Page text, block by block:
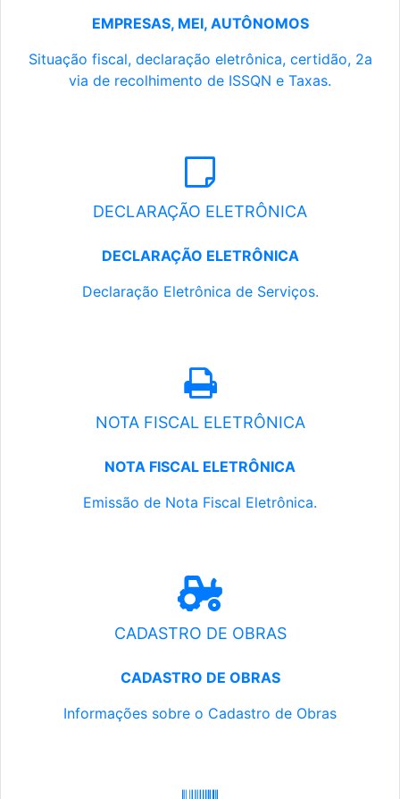
EMPRESAS, MEI, AUTÔNOMOS
Situação fiscal, declaração eletrônica, certidão, 2a
via de recolhimento de ISSQN e Taxas.
DECLARAÇÃO ELETRÔNICA
DECLARAÇÃO ELETRÔNICA
Declaração Eletrônica de Serviços.
NOTA FISCAL ELETRÔNICA
NOTA FISCAL ELETRÔNICA
Emissão de Nota Fiscal Eletrônica.
CADASTRO DE OBRAS
CADASTRO DE OBRAS
Informações sobre o Cadastro de Obras